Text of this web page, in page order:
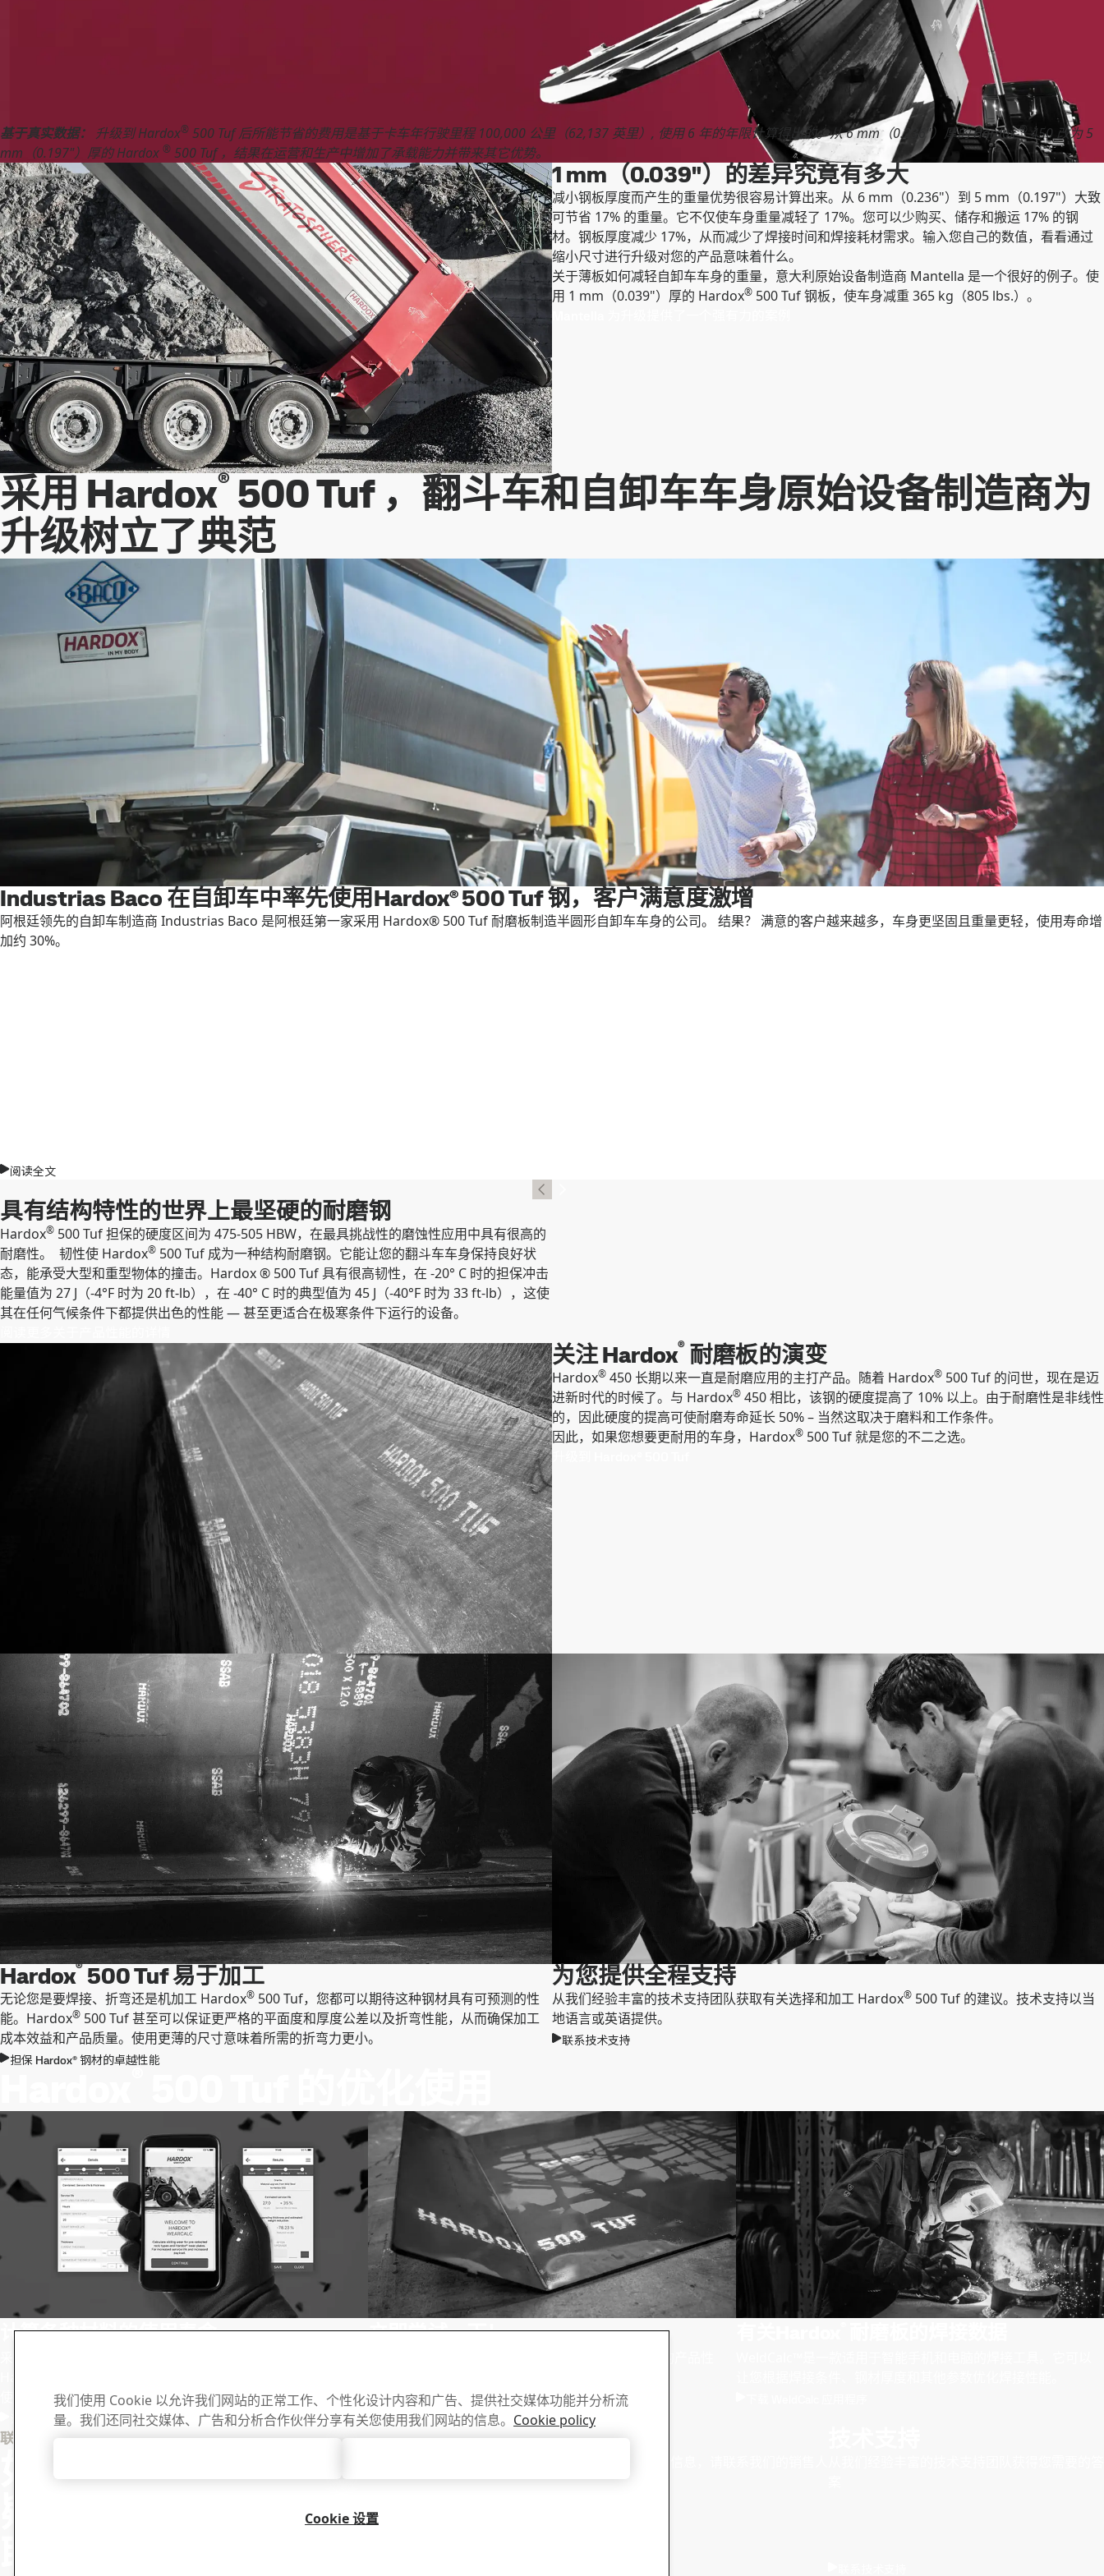
基于真实数据： 升级到 Hardox® 500 Tuf 后所能节省的费用是基于卡车年行驶里程 100,000 公里（62,137 英里）, 使用 6 年的年限计算得出的。从 6 mm（0.236"）厚的 Hardox®450 改为 5
mm（0.197"）厚的 Hardox ® 500 Tuf ，结果在运营和生产中增加了承载能力并带来其它优势。
1 mm（0.039"）的差异究竟有多大
减小钢板厚度而产生的重量优势很容易计算出来。从 6 mm（0.236"）到 5 mm（0.197"）大致
可节省 17% 的重量。它不仅使车身重量减轻了 17%。您可以少购买、储存和搬运 17% 的钢
材。钢板厚度减少 17%，从而减少了焊接时间和焊接耗材需求。输入您自己的数值，看看通过
缩小尺寸进行升级对您的产品意味着什么。
关于薄板如何减轻自卸车车身的重量，意大利原始设备制造商 Mantella 是一个很好的例子。使
用 1 mm（0.039"）厚的 Hardox® 500 Tuf 钢板，使车身减重 365 kg（805 lbs.）。
采用 Hardox® 500 Tuf ，翻斗车和自卸车车身原始设备制造商为
升级树立了典范
Industrias Baco 在自卸车中率先使用Hardox® 500 Tuf 钢，客户满意度激增
阿根廷领先的自卸车制造商 Industrias Baco 是阿根廷第一家采用 Hardox® 500 Tuf 耐磨板制造半圆形自卸车车身的公司。 结果？ 满意的客户越来越多，车身更坚固且重量更轻，使用寿命增
加约 30%。
阅读全文
具有结构特性的世界上最坚硬的耐磨钢
Hardox® 500 Tuf 担保的硬度区间为 475-505 HBW，在最具挑战性的磨蚀性应用中具有很高的
耐磨性。 韧性使 Hardox® 500 Tuf 成为一种结构耐磨钢。它能让您的翻斗车车身保持良好状
态，能承受大型和重型物体的撞击。Hardox ® 500 Tuf 具有很高韧性，在 -20° C 时的担保冲击
能量值为 27 J（-4°F 时为 20 ft-lb），在 -40° C 时的典型值为 45 J（-40°F 时为 33 ft-lb），这使
其在任何气候条件下都提供出色的性能 — 甚至更适合在极寒条件下运行的设备。
关注 Hardox® 耐磨板的演变
Hardox® 450 长期以来一直是耐磨应用的主打产品。随着 Hardox® 500 Tuf 的问世，现在是迈
进新时代的时候了。与 Hardox® 450 相比，该钢的硬度提高了 10% 以上。由于耐磨性是非线性
的，因此硬度的提高可使耐磨寿命延长 50% – 当然这取决于磨料和工作条件。
因此，如果您想要更耐用的车身，Hardox® 500 Tuf 就是您的不二之选。
Hardox®500 Tuf 易于加工
无论您是要焊接、折弯还是机加工 Hardox® 500 Tuf，您都可以期待这种钢材具有可预测的性
能。Hardox® 500 Tuf 甚至可以保证更严格的平面度和厚度公差以及折弯性能，从而确保加工
成本效益和产品质量。使用更薄的尺寸意味着所需的折弯力更小。
担保 Hardox® 钢材的卓越性能
为您提供全程支持
从我们经验丰富的技术支持团队获取有关选择和加工 Hardox® 500 Tuf 的建议。技术支持以当
地语言或英语提供。
联系技术支持
®
计算各种材料的使用寿命
使用寿命。
试用手机应用软件
立即尝试一下！
订购试用材料
联系 Hardox
如有任何问题或
下载中心
料。
销售
员
我们使用 Cookie 以允许我们网站的正常工作、个性化设计内容和广告、提供社交媒体功能并分析流
量。我们还同社交媒体、广告和分析合作伙伴分享有关您使用我们网站的信息。 Cookie policy
Cookie 设置